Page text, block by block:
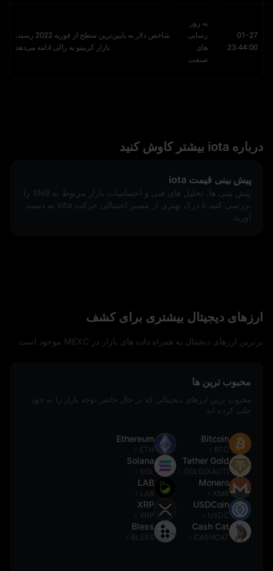
01-27
23:44:00
به روز
رسانی
های
صنعت
شاخص دلار به پایین‌ترین سطح از فوریه 2022 رسید،
بازار کریپتو به رالی ادامه می‌دهد
درباره iota بیشتر کاوش کنید
پیش‌ بینی قیمت iota
پیش‌ بینی‌ ها، تحلیل‌ های فنی و احساسات بازار مربوط به SN9 را
بررسی کنید تا درک بهتری از مسیر احتمالی حرکت iota به دست
آورید.
ارزهای دیجیتال بیشتری برای کشف
برترین ارزهای دیجیتال به همراه داده‌ های بازار در MEXC موجود است
محبوب ترین ها
محبوب ترین ارزهای دیجیتالی که در حال حاضر توجه بازار را به خود
جلب کرده اند
Bitcoin
BTC
Tether Gold
GOLD(XAUT)
Monero
XMR
USDCoin
USDC
Cash Cat
CASHCAT
Ethereum
ETH
Solana
SOL
LAB
LAB
XRP
XRP
Bless
BLESS